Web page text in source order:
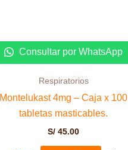
Consultar por WhatsApp
Respiratorios
Montelukast 4mg – Caja x 100
tabletas masticables.
S/ 45.00